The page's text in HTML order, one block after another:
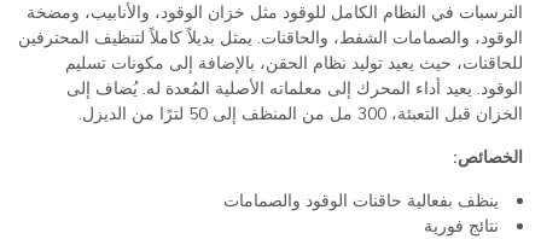
الترسبات في النظام الكامل للوقود مثل خزان الوقود، والأنابيب، ومضخة
الوقود، والصمامات الشفط، والحاقنات. يمثل بديلاً كاملاً لتنظيف المحترفين
للحاقنات، حيث يعيد توليد نظام الحقن، بالإضافة إلى مكونات تسليم
الوقود. يعيد أداء المحرك إلى معلماته الأصلية المُعدة له. يُضاف إلى
الخزان قبل التعبئة، 300 مل من المنظف إلى 50 لترًا من الديزل.
الخصائص:
ينظف بفعالية حاقنات الوقود والصمامات
نتائج فورية